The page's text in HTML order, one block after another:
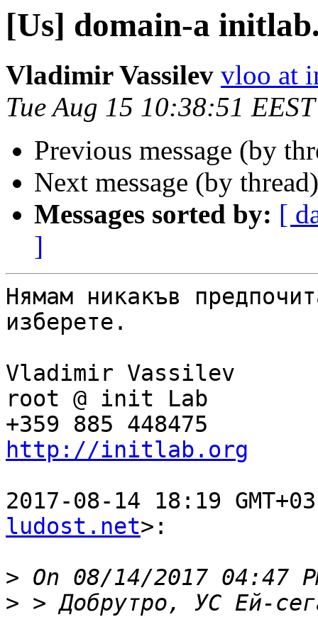
[Us] domain-а
Vladimir Vassilev vloo at
Tue Aug 15 10:38:51
Previous message (by
Next message (by
Messages sorted by: [
]
Нямам никакъв
изберете.
Vladimir Vassilev
root @ init Lab
http://initlab.org
2017-08-14 18:19
ludost.net>:
>
> > Добрутро, УС Ей-